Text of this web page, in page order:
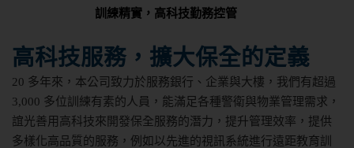
訓練精實，高科技勤務控管
高科技服務，擴大保全的定義
20 多年來，本公司致力於服務銀行、企業與大樓，我們有超過
3,000 多位訓練有素的人員，能滿足各種警衛與物業管理需求，
誼光善用高科技來開發保全服務的潛力，提升管理效率，提供
多樣化高品質的服務，例如以先進的視訊系統進行遠距教育訓